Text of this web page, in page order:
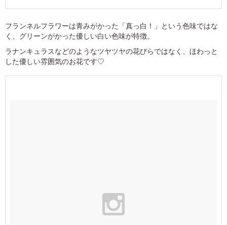
フランネルフラワーは青みがかった「真っ白！」という色味ではな
く、グリーンがかった優しい白い色味が特徴。
ラナンキュラスなどのようなツヤツヤの花びらではなく、ほわっと
した優しい雰囲気のお花です♡